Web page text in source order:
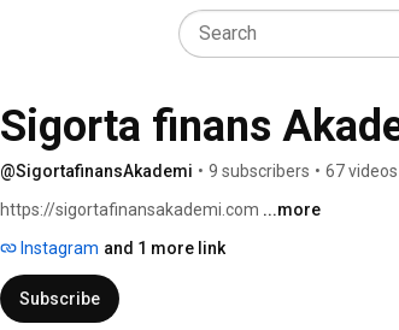
Sigorta finans
@SigortafinansAkademi • 9 subscribers • 67 videos
https://sigortafinansakademi.com ...more
Instagram and 1 more link
Subscribe